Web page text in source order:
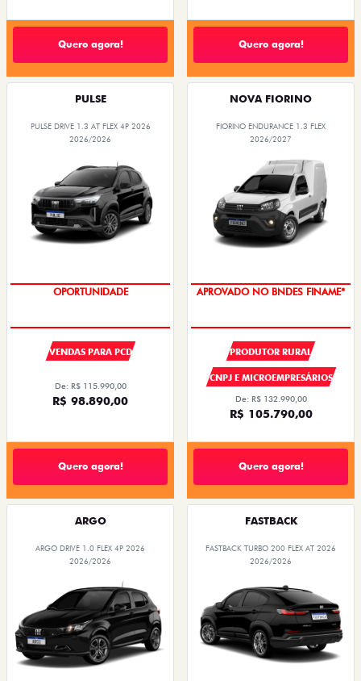
Quero agora! Quero agora!
PULSE
PULSE DRIVE 1.3 AT FLEX 4P 2026
2026/2026
OPORTUNIDADE
VENDAS PARA PCD
De: R$ 115.990,00
R$ 98.890,00
Quero agora!
NOVA FIORINO
FIORINO ENDURANCE 1.3 FLEX
2026/2027
APROVADO NO BNDES FINAME*
PRODUTOR RURAL
CNPJ E MICROEMPRESÁRIOS
De: R$ 132.990,00
R$ 105.790,00
Quero agora!
ARGO
ARGO DRIVE 1.0 FLEX 4P 2026
2026/2026
FASTBACK
FASTBACK TURBO 200 FLEX AT 2026
2026/2026